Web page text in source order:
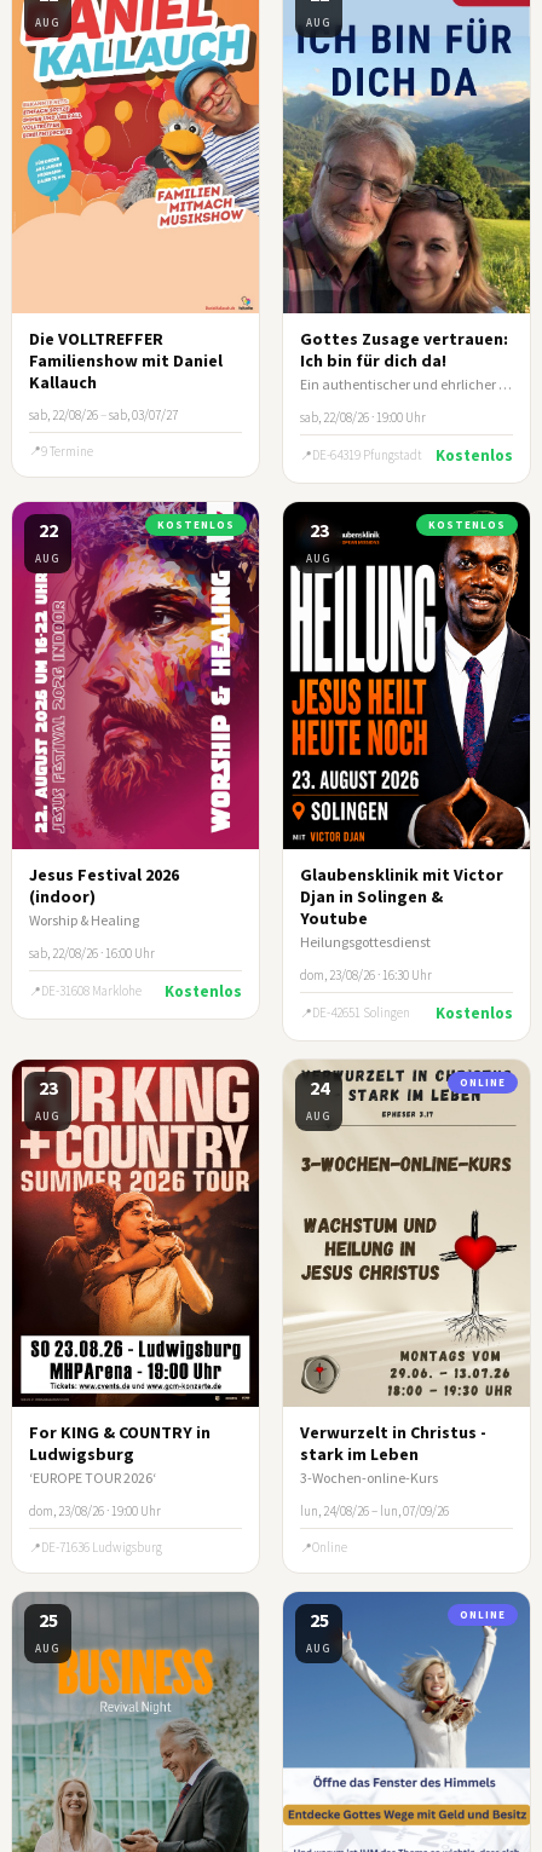
AUG
Die VOLLTREFFER
Familienshow mit Daniel
Kallauch
sab, 22/08/26 –sab, 03/07/27
9 Termine
AUG
Gottes Zusage vertrauen:
Ich bin für dich da!
Ein authentischer und ehrlicher Lebensbericht von Ehepaar Klein
sab, 22/08/26 · 19:00 Uhr
DE-64319 Pfungstadt Kostenlos
22
AUG
KOSTENLOS
Jesus Festival 2026
(indoor)
Worship & Healing
sab, 22/08/26 · 16:00 Uhr
DE-31608 Marklohe Kostenlos
23
AUG
KOSTENLOS
Glaubensklinik mit Victor
Djan in Solingen &
Youtube
Heilungsgottesdienst
dom, 23/08/26 · 16:30 Uhr
DE-42651 Solingen Kostenlos
23
AUG
For KING & COUNTRY in
Ludwigsburg
‘EUROPE TOUR 2026‘
dom, 23/08/26 · 19:00 Uhr
DE-71636 Ludwigsburg
24
AUG
ONLINE
Verwurzelt in Christus -
stark im Leben
3-Wochen-online-Kurs
lun, 24/08/26 – lun, 07/09/26
Online
25
AUG
25
AUG
ONLINE